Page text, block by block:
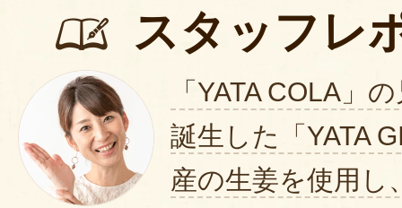
スタッフレ
「YATA COLA」
誕生した「YATA
産の生姜を使用し